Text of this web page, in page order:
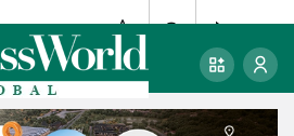
0 Paylaş